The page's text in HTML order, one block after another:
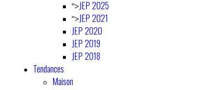
">JEP 2025
">JEP 2021
JEP 2020
JEP 2019
JEP 2018
Tendances
Maison